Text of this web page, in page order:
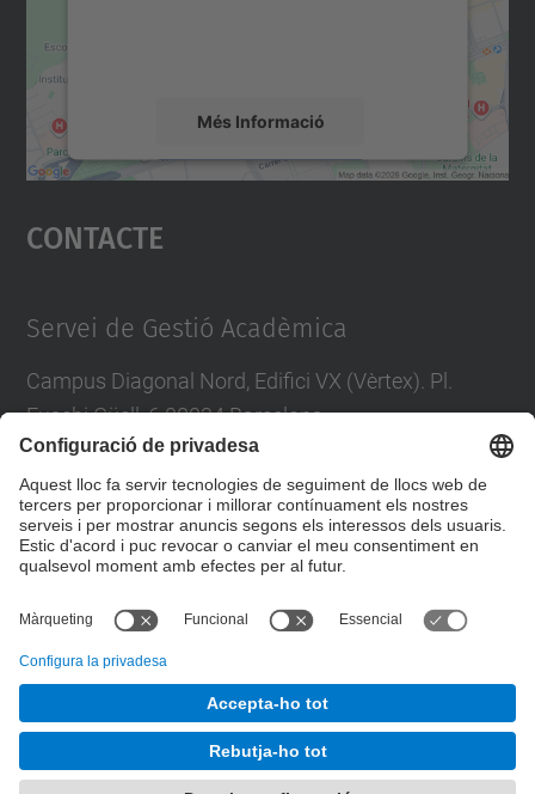
Més Informació
Accepta
powered by
Contacte
Servei de Gestió Acadèmica
Campus Diagonal Nord, Edifici VX (Vèrtex). Pl.
Eusebi Güell, 6 08034 Barcelona
Directori UPC
Contacta amb nosaltres
Servei de Gestió Académica
Desenvolupat amb